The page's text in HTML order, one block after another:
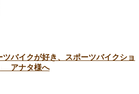
ツバイクが好き、スポーツバイクショ
アナタ様へ